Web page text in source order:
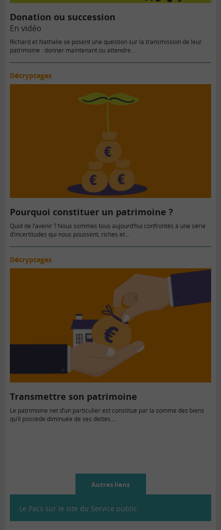
Donation ou succession
En vidéo
Richard et Nathalie se posent une question sur la transmission de leur
patrimoine : donner maintenant ou attendre…
Décryptages
Pourquoi constituer un patrimoine ?
Quid de l’avenir ? Nous sommes tous aujourd’hui confrontés à une série
d’incertitudes qui nous poussent, riches et…
Décryptages
Transmettre son patrimoine
Le patrimoine net d’un particulier est constitué par la somme des biens
qu’il possède diminuée de ses dettes.…
Autres liens
Le Pacs sur le site du Service public